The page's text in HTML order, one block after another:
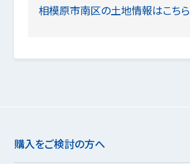
相模原市南区の土地情報はこちら
購入をご検討の方へ